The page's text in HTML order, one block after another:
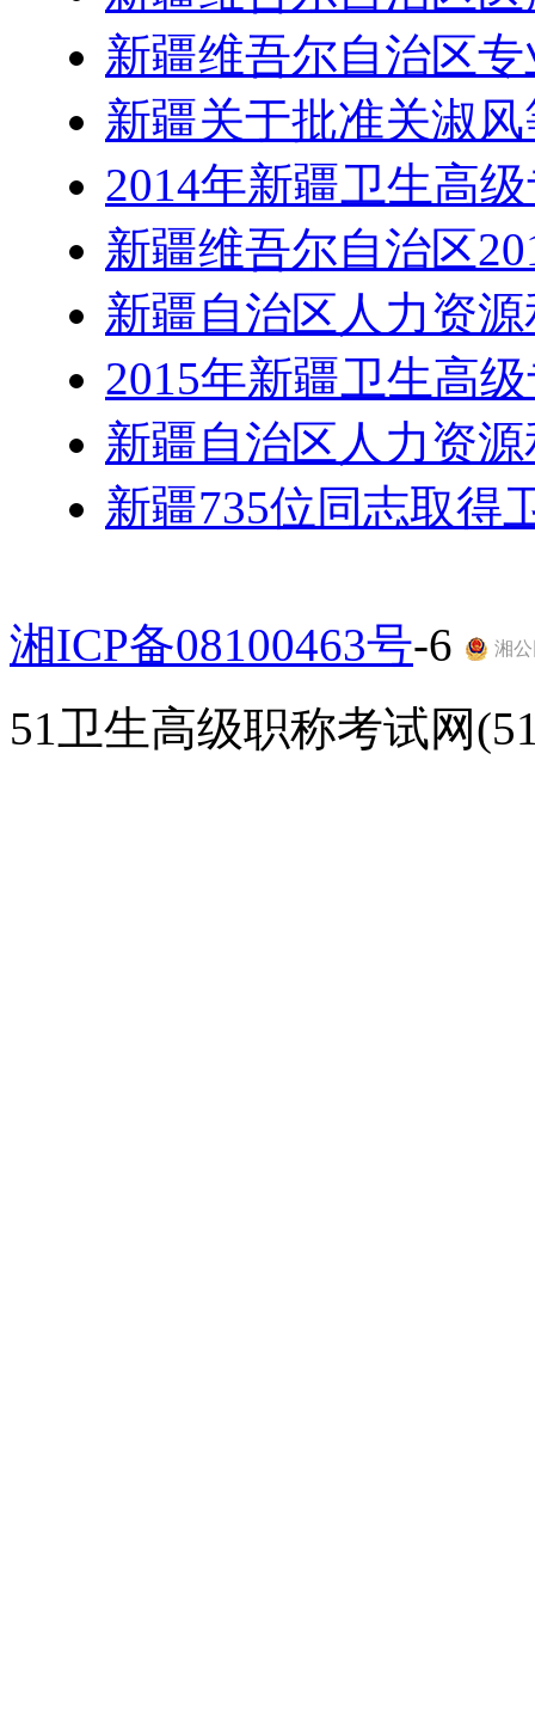
新疆维吾尔自治区
新疆关于批准关淑
2014年新疆卫生高
新疆维吾尔自治区
新疆自治区人力资
2015年新疆卫生高
新疆自治区人力资
新疆735位同志取得
湘ICP备08100463号-6 湘公
51卫生高级职称考试网